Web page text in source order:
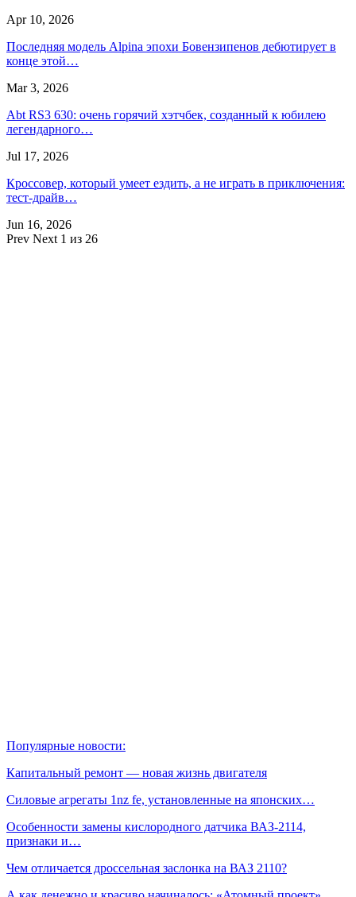
Apr 10, 2026
Последняя модель Alpina эпохи Бовензипенов дебютирует в
конце этой…
Mar 3, 2026
Abt RS3 630: очень горячий хэтчбек, созданный к юбилею
легендарного…
Jul 17, 2026
Кроссовер, который умеет ездить, а не играть в приключения:
тест-драйв…
Jun 16, 2026
Prev Next 1 из 26
Популярные новости:
Капитальный ремонт — новая жизнь двигателя
Силовые агрегаты 1nz fe, установленные на японских…
Особенности замены кислородного датчика ВАЗ-2114,
признаки и…
Чем отличается дроссельная заслонка на ВАЗ 2110?